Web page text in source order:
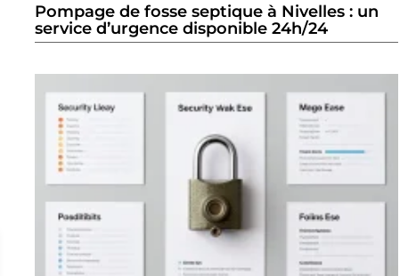
Pompage de fosse septique à Nivelles : un
service d’urgence disponible 24h/24